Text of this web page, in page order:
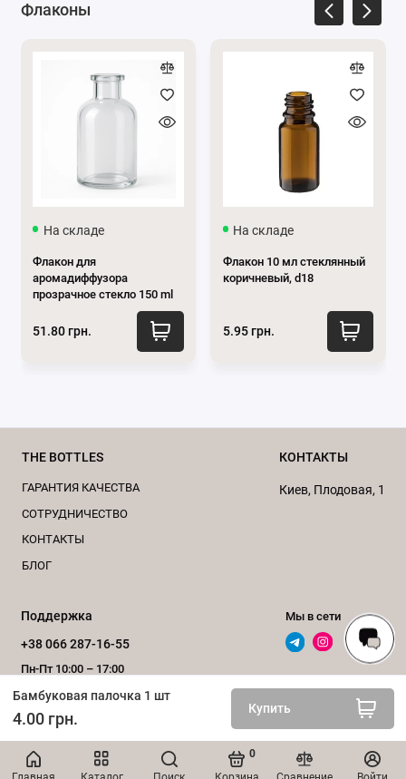
0
Бамбуковая палочка 1 шт
4.00 грн.
Купить
За консультацией обращайтесь по
Флаконы
На складе
Флакон для
аромадиффузора
прозрачное стекло 150 ml
51.80 грн.
На складе
Флакон 10 мл стеклянный
коричневый, d18
5.95 грн.
THE BOTTLES
ГАРАНТИЯ КАЧЕСТВА
CОТРУДНИЧЕСТВО
КОНТАКТЫ
БЛОГ
КОНТАКТЫ
Киев, Плодовая, 1
Поддержка
+38 066 287-16-55
Пн-Пт 10:00 – 17:00
Обратный звонок
Мы в сети
ИНТЕРНЕТ-МАГАЗИН «bottles.com.ua», 2020–2026